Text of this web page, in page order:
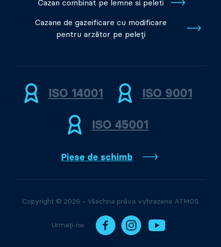
Cazan combinat pe lemne si peleti
Cazane de gazeificare cu modificare
pentru arzător pe peleți
ISO 14001 ISO 9001
ISO 45001
Piese de schimb
Copyright © 2026 - Všechna práva vyhrazena ATMOS
Urmați-ne: